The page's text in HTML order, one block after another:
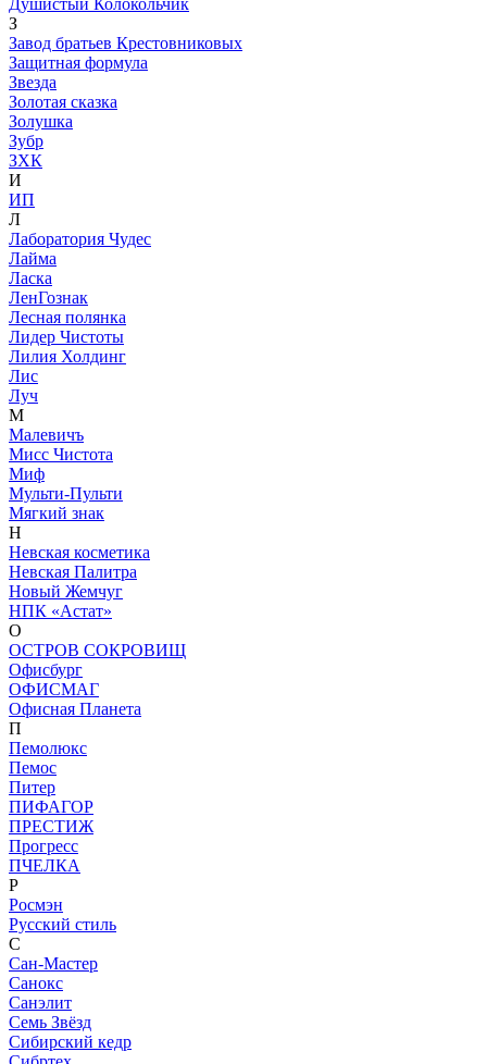
Душистый Колокольчик
З
Завод братьев Крестовниковых
Защитная формула
Звезда
Золотая сказка
Золушка
Зубр
ЗХК
И
ИП
Л
Лаборатория Чудес
Лайма
Ласка
ЛенГознак
Лесная полянка
Лидер Чистоты
Лилия Холдинг
Лис
Луч
М
Малевичъ
Мисс Чистота
Миф
Мульти-Пульти
Мягкий знак
Н
Невская косметика
Невская Палитра
Новый Жемчуг
НПК «Астат»
О
ОСТРОВ СОКРОВИЩ
Офисбург
ОФИСМАГ
Офисная Планета
П
Пемолюкс
Пемос
Питер
ПИФАГОР
ПРЕСТИЖ
Прогресс
ПЧЕЛКА
Р
Росмэн
Русский стиль
С
Сан-Мастер
Санокс
Санэлит
Семь Звёзд
Сибирский кедр